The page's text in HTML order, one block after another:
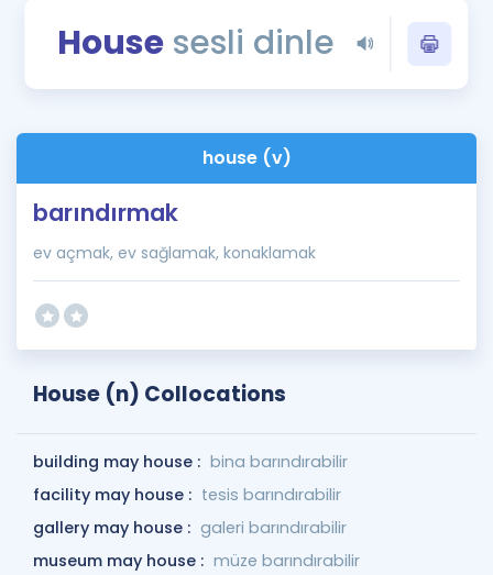
Blog
İngilizce Gramer
House sesli dinle
house (v)
barındırmak
ev açmak, ev sağlamak, konaklamak
House (n) Collocations
building may house : bina barındırabilir
facility may house : tesis barındırabilir
gallery may house : galeri barındırabilir
museum may house : müze barındırabilir